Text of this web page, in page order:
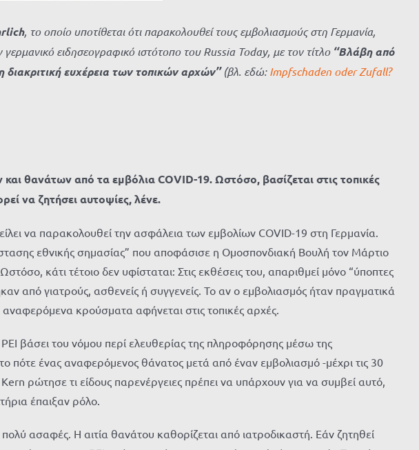
, το οποίο υποτίθεται ότι παρακολουθεί τους εμβολιασμούς στη Γερμανία,
ειδησεογραφικό ιστότοπο του Russia Today, με τον τίτλο ‘‘Βλάβη από
ευχέρεια των τοπικών αρχών’’(βλ. εδώ:Impfschaden oder Zufall?
θανάτων από τα εμβόλια COVID-19. Ωστόσο, βασίζεται στις τοπικές
να ζητήσει αυτοψίες, λένε.
να παρακολουθεί την ασφάλεια των εμβολίων COVID-19 στη Γερμανία.
εθνικής σημασίας” που αποφάσισε η Ομοσπονδιακή Βουλή τον Μάρτιο
κάτι τέτοιο δεν υφίσταται: Στις εκθέσεις του, απαριθμεί μόνο “ύποπτες
από γιατρούς, ασθενείς ή συγγενείς. Το αν ο εμβολιασμός ήταν πραγματικά
αναφερόμενα κρούσματα αφήνεται στις τοπικές αρχές.
βάσει του νόμου περί ελευθερίας της πληροφόρησης μέσω της
πότε ένας αναφερόμενος θάνατος μετά από έναν εμβολιασμό -μέχρι τις 30
ρώτησε τι είδους παρενέργειες πρέπει να υπάρχουν για να συμβεί αυτό,
έπαιξαν ρόλο.
ασαφές. Η αιτία θανάτου καθορίζεται από ιατροδικαστή. Εάν ζητηθεί